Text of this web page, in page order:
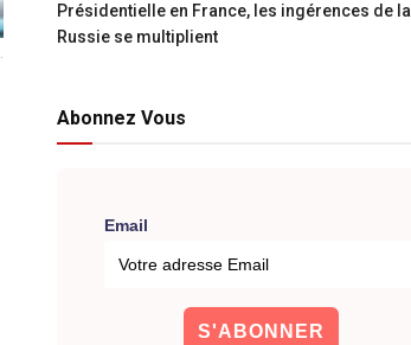
Présidentielle en France, les ingérences de la
Russie se multiplient
Abonnez Vous
Email